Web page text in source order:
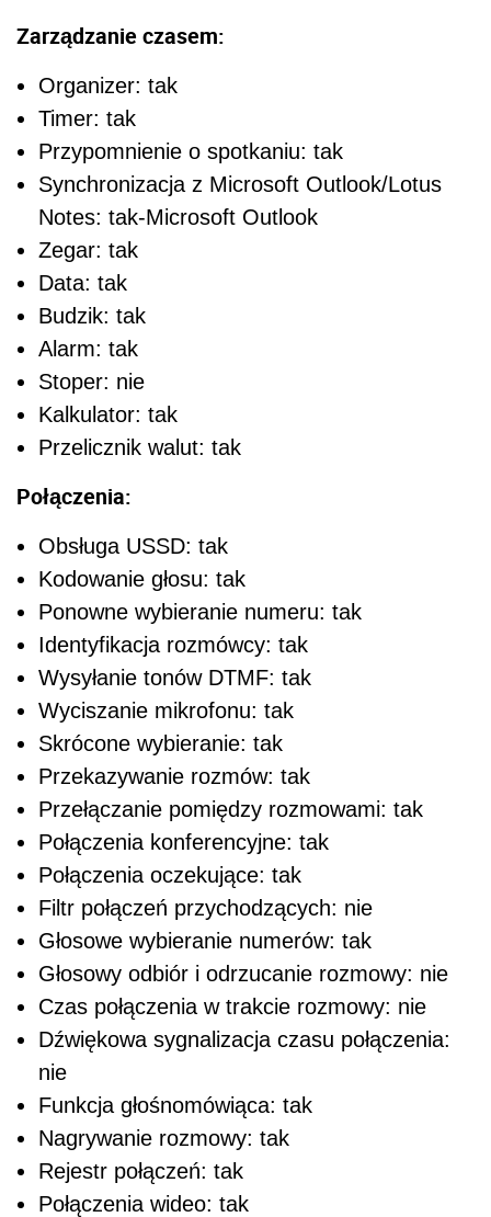
Zarządzanie czasem:
Organizer: tak
Timer: tak
Przypomnienie o spotkaniu: tak
Synchronizacja z Microsoft Outlook/Lotus
Notes: tak-Microsoft Outlook
Zegar: tak
Data: tak
Budzik: tak
Alarm: tak
Stoper: nie
Kalkulator: tak
Przelicznik walut: tak
Połączenia:
Obsługa USSD: tak
Kodowanie głosu: tak
Ponowne wybieranie numeru: tak
Identyfikacja rozmówcy: tak
Wysyłanie tonów DTMF: tak
Wyciszanie mikrofonu: tak
Skrócone wybieranie: tak
Przekazywanie rozmów: tak
Przełączanie pomiędzy rozmowami: tak
Połączenia konferencyjne: tak
Połączenia oczekujące: tak
Filtr połączeń przychodzących: nie
Głosowe wybieranie numerów: tak
Głosowy odbiór i odrzucanie rozmowy: nie
Czas połączenia w trakcie rozmowy: nie
Dźwiękowa sygnalizacja czasu połączenia:
nie
Funkcja głośnomówiąca: tak
Nagrywanie rozmowy: tak
Rejestr połączeń: tak
Połączenia wideo: tak